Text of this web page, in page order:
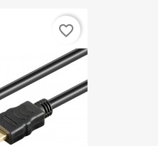
favorite_border